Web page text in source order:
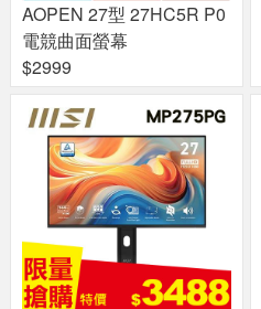
AOPEN 27型 27HC5R P0
電競曲面螢幕
$2999